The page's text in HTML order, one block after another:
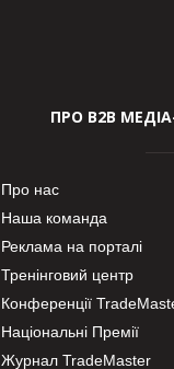
ПРО В2В
Про нас
Наша команда
Реклама на порталі
Тренінговий центр
Конференції
Національні Премії
Журнал TradeMaster